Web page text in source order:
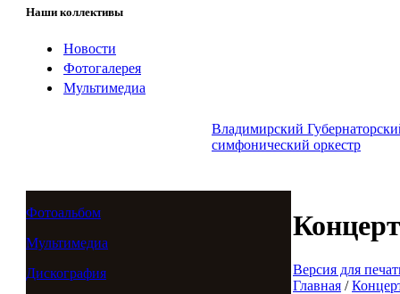
Наши коллективы
Новости
Фотогалерея
Мультимедиа
Владимирский
симфонический оркестр
Фотоальбом
Мультимедиа
Дискография
Версия для
Главная /